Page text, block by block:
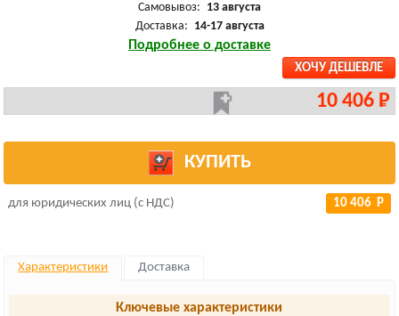
Самовывоз: 13 августа
Доставка: 14-17 августа
Подробнее о доставке
ХОЧУ ДЕШЕВЛЕ
10 406 Р
КУПИТЬ
для юридических лиц (с НДС) 10 406 Р
Характеристики Доставка
Ключевые характеристики